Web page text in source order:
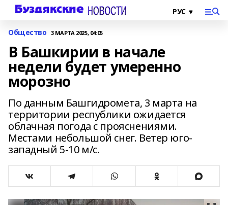
Общество 3 МАРТА 2025, 04:05
В Башкирии в начале
недели будет умеренно
морозно
По данным Башгидромета, 3 марта на
территории республики ожидается
облачная погода с прояснениями.
Местами небольшой снег. Ветер юго-
западный 5-10 м/с.